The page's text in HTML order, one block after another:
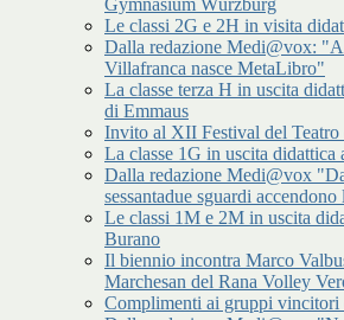
Gymnasium Würzburg
Le classi 2G e 2H in visita
Dalla redazione Medi@vox:
Villafranca nasce MetaLibro"
La classe terza H in uscita
di Emmaus
Invito al XII Festival del Teatro
La classe 1G in uscita didattica
Dalla redazione Medi@vox
sessantadue sguardi
Le classi 1M e 2M in uscita
Burano
Il biennio incontra Marco
Marchesan del Rana Volley
Complimenti ai gruppi vincitori